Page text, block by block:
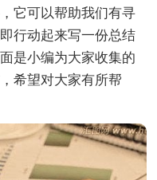
它可以帮助我们有寻
行动起来写一份总结
是小编为大家收集的
希望对大家有所帮